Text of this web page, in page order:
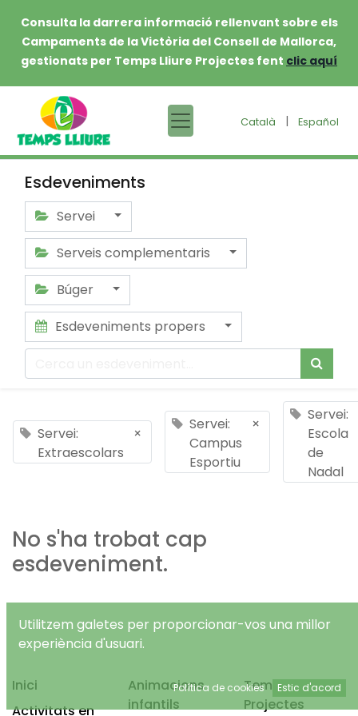
Consulta la darrera informació rellenvant sobre els
Campaments de la Victòria del Consell de Mallorca,
gestionats per Temps Lliure Projectes fent clic aquí
Català | Español
Esdeveniments
Servei
Serveis complementaris
Búger
Esdeveniments propers
Servei:
Extraescolars
×
Servei:
Campus
Esportiu
×
Servei:
Escola
de
Nadal
No s'ha trobat cap
esdeveniment.
Inici
Activitats en
Animacions
infantils
Temps Lliure
Projectes
Utilitzem galetes per proporcionar-vos una millor
experiència d'usuari.
Política de cookies Estic d'acord